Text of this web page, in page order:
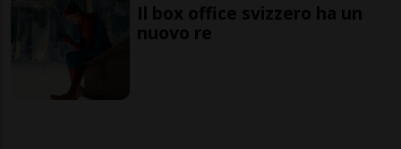
Il box office svizzero ha un
nuovo re